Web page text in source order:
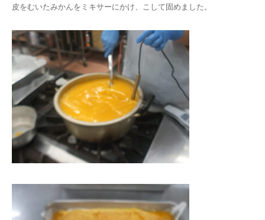
皮をむいたみかんをミキサーにかけ、こして固めました。